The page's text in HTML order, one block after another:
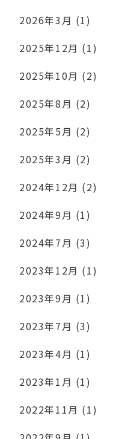
2026年3月 (1)
2025年12月 (1)
2025年10月 (2)
2025年8月 (2)
2025年5月 (2)
2025年3月 (2)
2024年12月 (2)
2024年9月 (1)
2024年7月 (3)
2023年12月 (1)
2023年9月 (1)
2023年7月 (3)
2023年4月 (1)
2023年1月 (1)
2022年11月 (1)